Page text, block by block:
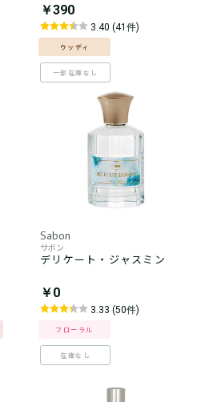
￥390
3.40 (41件)
ウッディ
一部在庫なし
Sabon
サボン
デリケート・ジャスミン
￥0
3.33 (50件)
フローラル
在庫なし